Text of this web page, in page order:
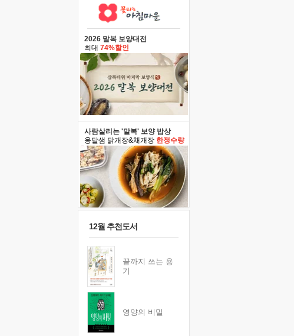
2026 말복 보양대전
최대 74%할인
사람살리는 '말복' 보양 밥상
옹달샘 닭개장&채개장 한정수량
12월 추천도서
끝까지 쓰는 용
기
영양의 비밀